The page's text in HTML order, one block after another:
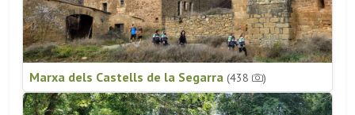
Marxa dels Castells de la Segarra (438 )